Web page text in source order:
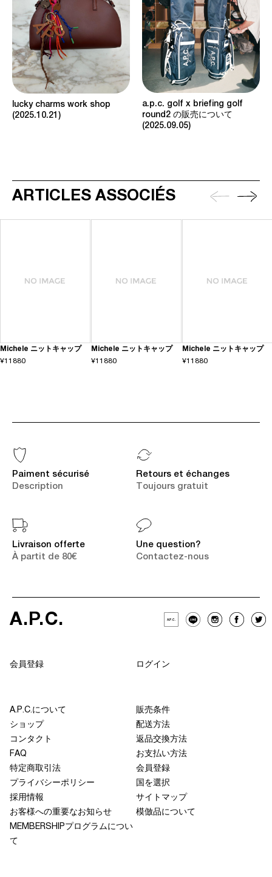
lucky charms work shop
2025.10.21
a.p.c. golf x briefing golf
round2 の販売について
2025.09.05
ARTICLES ASSOCIÉS
Michele ニットキャップ
¥11880
Michele ニットキャップ
¥11880
Michele ニットキャップ
¥11880
Paiment sécurisé
Description
Retours et échanges
Toujours gratuit
Livraison offerte
À partit de 80€
Une question?
Contactez-nous
A.P.C. A P C
会員登録 ログイン
A.P.C.について
ショップ
コンタクト
FAQ
販売条件
配送方法
返品交換方法
お支払い方法
特定商取引法
プライバシーポリシー
採用情報
お客様への重要なお知らせ
会員登録
国を選択
サイトマップ
模倣品について
MEMBERSHIPプログラムについ
て